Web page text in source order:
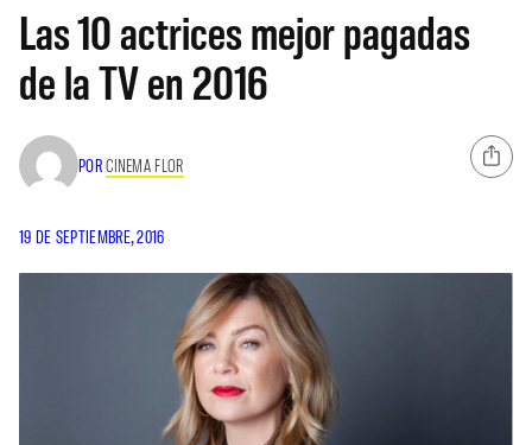
Las 10 actrices mejor pagadas
de la TV en 2016
PORCINEMA FLOR
19 DE SEPTIEMBRE, 2016